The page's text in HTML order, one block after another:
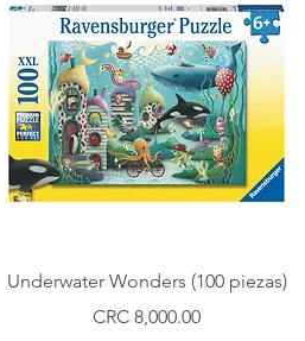
Vista rápida
Underwater Wonders (100 piezas)
Precio
CRC 8,000.00